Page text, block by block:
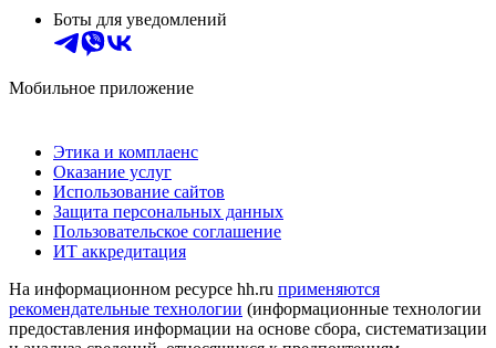
Боты для уведомлений
Мобильное приложение
Этика и комплаенс
Оказание услуг
Использование сайтов
Защита персональных данных
Пользовательское соглашение
ИТ аккредитация
На информационном ресурсе hh.ru применяются
рекомендательные технологии (информационные технологии
предоставления информации на основе сбора, систематизации